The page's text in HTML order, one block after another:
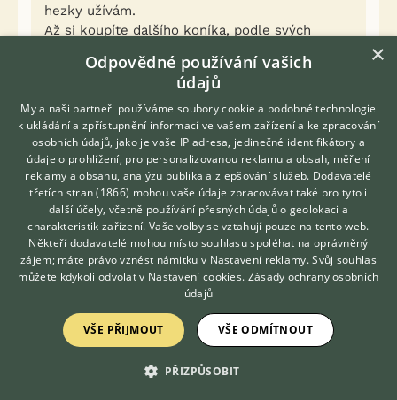
hezky užívám.
Až si koupíte dalšího koníka, podle svých
Děkuji, moje motto - Kdo si počká ten se dočká :)
0
Kvalitní příspěvek
Nahlásit
Citovat
Neregistrovaný uživatel 30.12.2012 19:17
Dám ti radu sice nejsem nějaký expert ale jezdím,
skus ji přitáhnout oteže a drž a neboj se na ni
zařvat! Ale jestli máš bič tak ho dej stranou ono jí
to může znervózňovat. Nebo jestli se tak bojíš
cválat skus se zapřít do třemen a stehna stiskni ku
sedlu a mluv na ni, až tě začne vyhazovat okamžitě
ji chytni a drž ukaž jí kdo je pánem!
Hledáte zvířecího kamaráda?
Zdarma vám poradí
VETERINÁŘ ONLINE
KONZULTOVAT S
VETERINÁŘEM
×
Odpovědné používání vašich
údajů
My a naši partneři používáme soubory cookie a podobné technologie
k ukládání a zpřístupnění informací ve vašem zařízení a ke zpracování
osobních údajů, jako je vaše IP adresa, jedinečné identifikátory a
údaje o prohlížení, pro personalizovanou reklamu a obsah, měření
reklamy a obsahu, analýzu publika a zlepšování služeb. Dodavatelé
třetích stran (1866) mohou vaše údaje zpracovávat také pro tyto i
další účely, včetně používání přesných údajů o geolokaci a
charakteristik zařízení. Vaše volby se vztahují pouze na tento web.
Někteří dodavatelé mohou místo souhlasu spoléhat na oprávněný
zájem; máte právo vznést námitku v Nastavení reklamy. Svůj souhlas
můžete kdykoli odvolat v Nastavení cookies. Zásady ochrany osobních
údajů
VŠE PŘIJMOUT VŠE ODMÍTNOUT
PŘIZPŮSOBIT